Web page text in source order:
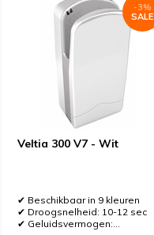
Veltia 300 V7 - Wit
-3%
SALE
✔ Beschikbaar in 9 kleuren
✔ Droogsnelheid: 10-12 sec
✔ Geluidsvermogen:...